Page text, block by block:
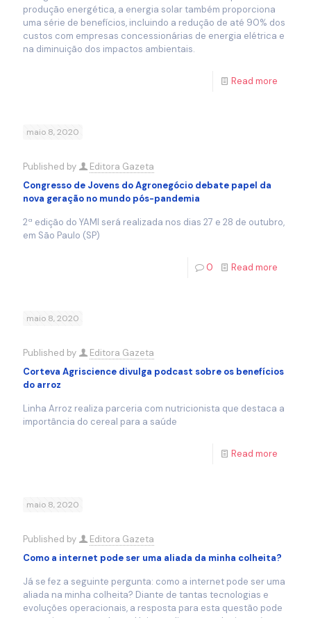
produção energética, a energia solar também proporciona
uma série de benefícios, incluindo a redução de até 90% dos
custos com empresas concessionárias de energia elétrica e
na diminuição dos impactos ambientais.
Read more
maio 8, 2020
Published by
Editora Gazeta
Congresso de Jovens do Agronegócio debate papel da
nova geração no mundo pós-pandemia
2ª edição do YAMI será realizada nos dias 27 e 28 de outubro,
em São Paulo (SP)
0 Read more
maio 8, 2020
Published by
Editora Gazeta
Corteva Agriscience divulga podcast sobre os benefícios
do arroz
Linha Arroz realiza parceria com nutricionista que destaca a
importância do cereal para a saúde
Read more
maio 8, 2020
Published by
Editora Gazeta
Como a internet pode ser uma aliada da minha colheita?
Já se fez a seguinte pergunta: como a internet pode ser uma
aliada na minha colheita? Diante de tantas tecnologias e
evoluções operacionais, a resposta para esta questão pode